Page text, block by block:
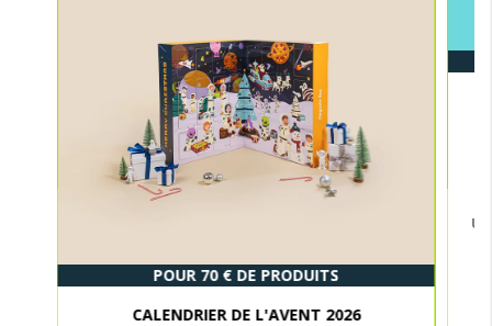
POUR 70 € DE PRODUITS
CALENDRIER DE L'AVENT 2026